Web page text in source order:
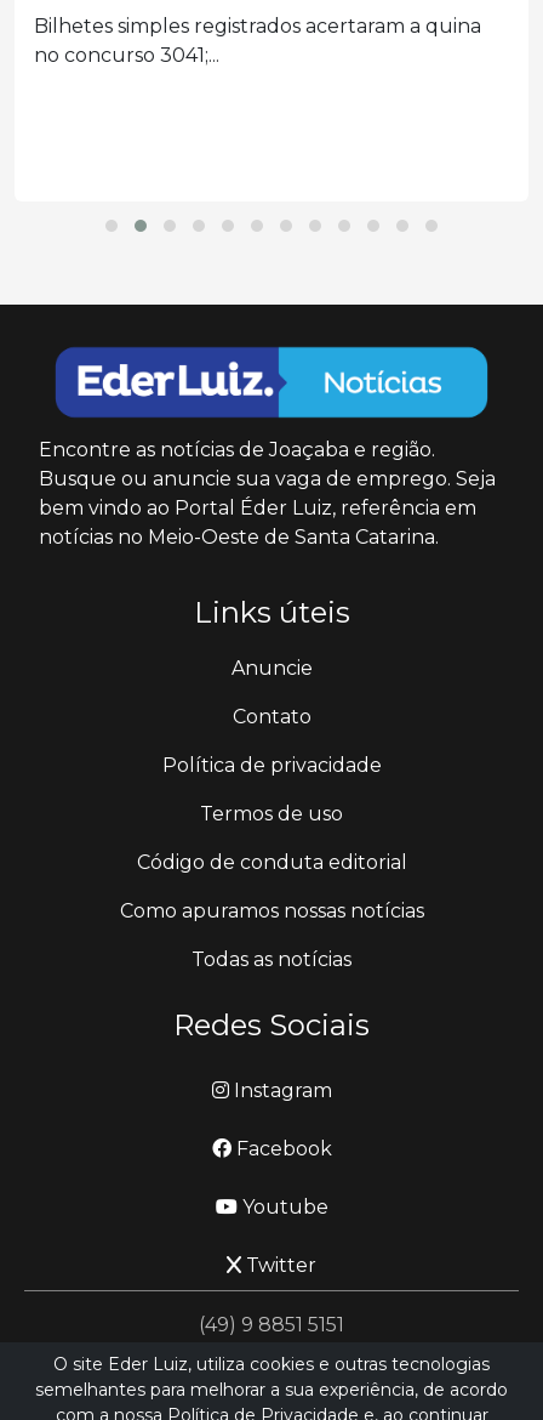
Bilhetes simples registrados acertaram a quina
no concurso 3041;...
Encontre as notícias de Joaçaba e região.
Busque ou anuncie sua vaga de emprego. Seja
bem vindo ao Portal Éder Luiz, referência em
notícias no Meio-Oeste de Santa Catarina.
Links úteis
Anuncie
Contato
Política de privacidade
Termos de uso
Código de conduta editorial
Como apuramos nossas notícias
Todas as notícias
Redes Sociais
Instagram
Facebook
Youtube
Twitter
(49) 9 8851 5151
jornalismo@ederluiz.com.vc
O site Eder Luiz, utiliza cookies e outras tecnologias
semelhantes para melhorar a sua experiência, de acordo
com a nossa Política de Privacidade e, ao continuar